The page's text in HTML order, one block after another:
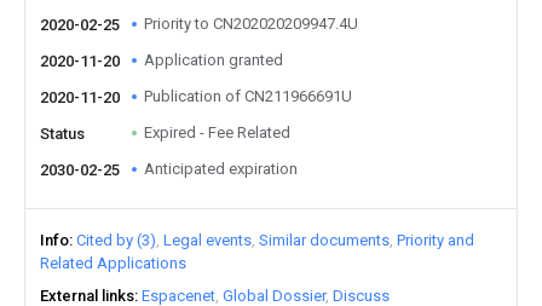
2020-02-25
Priority to CN202020209947.4U
2020-11-20 Application granted
2020-11-20 Publication of CN211966691U
Status Expired - Fee Related
2030-02-25 Anticipated expiration
Info Cited by (3) Legal events Similar documents Priority and
Related Applications
External links Espacenet Global Dossier Discuss